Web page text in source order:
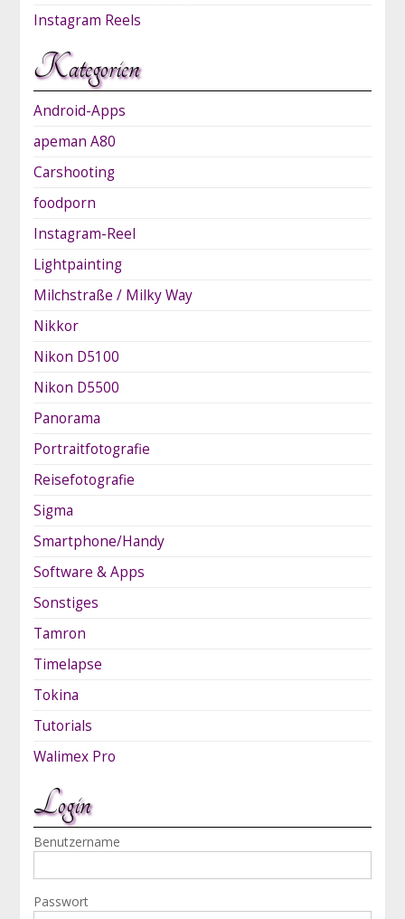
Instagram Reels
Kategorien
Android-Apps
apeman A80
Carshooting
foodporn
Instagram-Reel
Lightpainting
Milchstraße / Milky Way
Nikkor
Nikon D5100
Nikon D5500
Panorama
Portraitfotografie
Reisefotografie
Sigma
Smartphone/Handy
Software & Apps
Sonstiges
Tamron
Timelapse
Tokina
Tutorials
Walimex Pro
Login
Benutzername
Passwort